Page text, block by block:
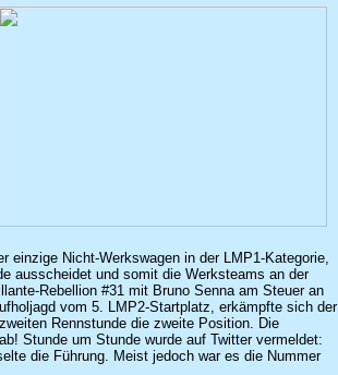
einzige Nicht-Werkswagen in der LMP1-Kategorie,
ausscheidet und somit die Werksteams an der
Rebellion #31 mit Bruno Senna am Steuer an
vom 5. LMP2-Startplatz, erkämpfte sich der
Rennstunde die zweite Position. Die
Stunde um Stunde wurde auf Twitter vermeldet:
die Führung. Meist jedoch war es die Nummer